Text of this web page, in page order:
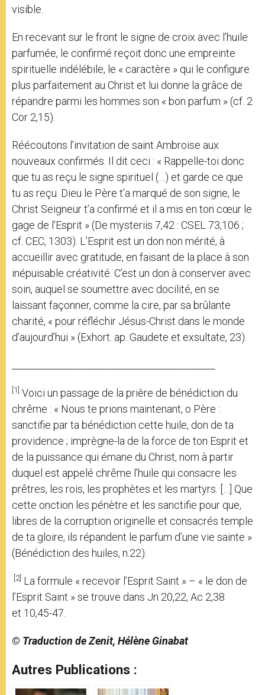
visible.
En recevant sur le front le signe de croix avec l’huile
parfumée, le confirmé reçoit donc une empreinte
spirituelle indélébile, le « caractère » qui le configure
plus parfaitement au Christ et lui donne la grâce de
répandre parmi les hommes son « bon parfum » (cf. 2
Cor 2,15).
Réécoutons l’invitation de saint Ambroise aux
nouveaux confirmés. Il dit ceci : « Rappelle-toi donc
que tu as reçu le signe spirituel (…) et garde ce que
tu as reçu. Dieu le Père t’a marqué de son signe, le
Christ Seigneur t’a confirmé et il a mis en ton cœur le
gage de l’Esprit » (De mysteriis 7,42 : CSEL 73,106 ;
cf. CEC, 1303). L’Esprit est un don non mérité, à
accueillir avec gratitude, en faisant de la place à son
inépuisable créativité. C’est un don à conserver avec
soin, auquel se soumettre avec docilité, en se
laissant façonner, comme la cire, par sa brûlante
charité, « pour réfléchir Jésus-Christ dans le monde
d’aujourd’hui » (Exhort. ap. Gaudete et exsultate, 23).
[1] Voici un passage de la prière de bénédiction du
chrême : « Nous te prions maintenant, o Père :
sanctifie par ta bénédiction cette huile, don de ta
providence ; imprègne-la de la force de ton Esprit et
de la puissance qui émane du Christ, nom à partir
duquel est appelé chrême l’huile qui consacre les
prêtres, les rois, les prophètes et les martyrs. […] Que
cette onction les pénètre et les sanctifie pour que,
libres de la corruption originelle et consacrés temple
de ta gloire, ils répandent le parfum d’une vie sainte »
(Bénédiction des huiles, n.22).
[2] La formule « recevoir l’Esprit Saint » – « le don de
l’Esprit Saint » se trouve dans Jn 20,22, Ac 2,38
et 10,45-47.
© Traduction de Zenit, Hélène Ginabat
Autres Publications :